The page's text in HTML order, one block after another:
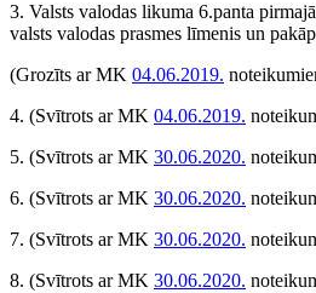
3. Valsts valodas likuma 6.panta
valsts valodas prasmes līmenis un
(Grozīts ar MK 04.06.2019.
4. (Svītrots ar MK 04.06.2019.
5. (Svītrots ar MK 30.06.2020.
6. (Svītrots ar MK 30.06.2020.
7. (Svītrots ar MK 30.06.2020.
8. (Svītrots ar MK 30.06.2020.